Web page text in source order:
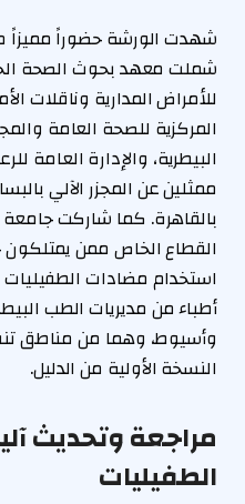
شهدت الورشة حضوراً
شملت معهد بحوث الصحة
للأمراض المدارية وناقلات
المركزية للصحة العامة
البيطرية، والإدارة العامة
ممثلين عن المجزر الآلي
بالقاهرة. كما شاركت
القطاع الخاص ممن
استخدام مضادات
أطباء من مديريات الطب
وأسيوط، وهما من مناطق
النسخة الأولية من الدليل.
مراجعة وتحديث
الطفيليات